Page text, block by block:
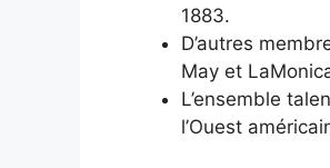
1883.
D’autres
May et
L’ensemble
l’Ouest